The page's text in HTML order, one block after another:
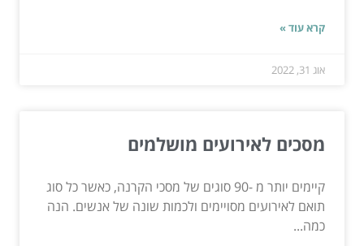
קרא עוד »
אוג 31, 2022
מסכים לאירועים מושלמים
קיימים יותר מ -90 סוגים של מסכי הקרנה, כאשר כל סוג
תואם לאירועים מסויימים ולכמות שונה של אנשים. הנה
כמה...